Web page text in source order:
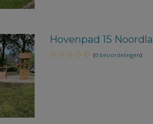
Hovenpad 15
(0 beoordelingen)